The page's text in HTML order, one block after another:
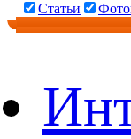
Статьи